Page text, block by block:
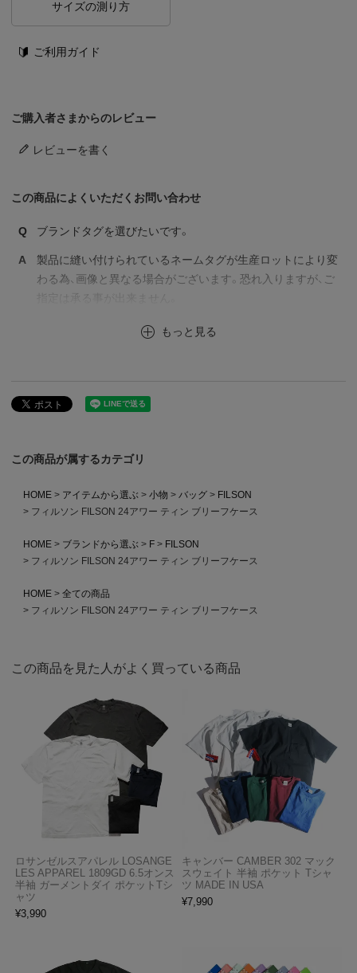
サイズの測り方
ご利用ガイド
ご購入者さまからのレビュー
レビューを書く
この商品によくいただくお問い合わせ
Q ブランドタグを選びたいです。
A
製品に縫い付けられているネームタグが生産ロットにより変
わる為、画像と異なる場合がございます。恐れ入りますが、ご
もっと見る
この商品が属するカテゴリ
HOME アイテムから選ぶ 小物 バッグ
FILSON
フィルソン FILSON 24アワー ティン ブリーフケース
HOME ブランドから選ぶ F
FILSON
フィルソン FILSON 24アワー ティン ブリーフケース
HOME
全ての商品
フィルソン FILSON 24アワー ティン ブリーフケース
この商品を見た人がよく買っている商品
ロサンゼルスアパレル LOSANGE
LES APPAREL 1809GD 6.5オンス
半袖 ガーメントダイ ポケットTシ
ャツ
¥3,990
キャンバー CAMBER 302 マック
スウェイト 半袖 ポケット Tシャ
ツ MADE IN USA
¥7,990